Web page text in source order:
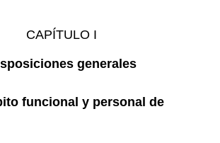
CAPÍTULO I
generales
funcional y personal de